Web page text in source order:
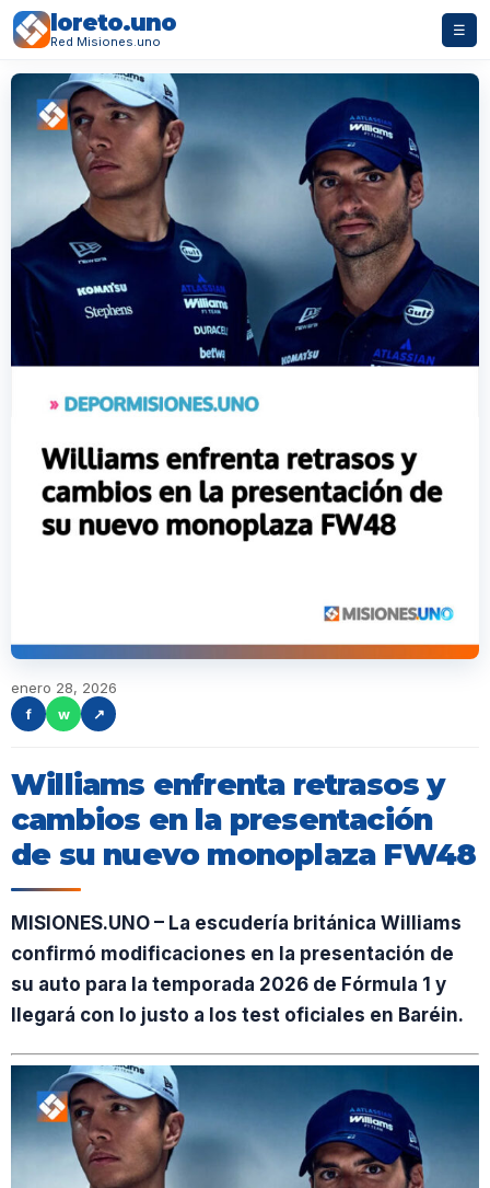
loreto.uno
Red Misiones.uno
☰
enero 28, 2026
f
w ↗
Williams enfrenta retrasos y
cambios en la presentación
de su nuevo monoplaza FW48
MISIONES.UNO – La escudería británica Williams
confirmó modificaciones en la presentación de
su auto para la temporada 2026 de Fórmula 1 y
llegará con lo justo a los test oficiales en Baréin.